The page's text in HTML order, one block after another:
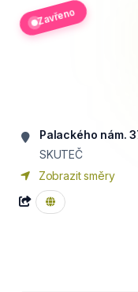
Zavřeno
Palackého nám.
SKUTEČ
Zobrazit směry